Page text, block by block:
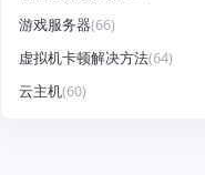
游戏服务器(66)
虚拟机卡顿解决方法(64)
云主机(60)